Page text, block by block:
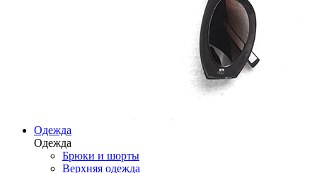
Одежда
Одежда
Брюки и шорты
Верхняя одежда